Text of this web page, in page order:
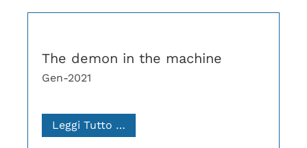
The demon in the machine
Gen-2021
Leggi Tutto …